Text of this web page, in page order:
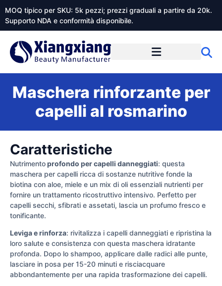
MOQ tipico per SKU: 5k pezzi; prezzi graduali a partire da 20k.
Supporto NDA e conformità disponibile.
Maschera rinforzante per
capelli al rosmarino
Caratteristiche
Nutrimentoprofondo per capelli danneggiati: questa
maschera per capelli ricca di sostanze nutritive fonde la
biotina con aloe, miele e un mix di oli essenziali nutrienti per
fornire un trattamento ricostruttivo intensivo. Perfetto per
capelli secchi, sfibrati e assetati, lascia un profumo fresco e
tonificante.
Leviga e rinforza: rivitalizza i capelli danneggiati e ripristina la
loro salute e consistenza con questa maschera idratante
profonda. Dopo lo shampoo, applicare dalle radici alle punte,
lasciare in posa per 15-20 minuti e risciacquare
abbondantemente per una rapida trasformazione dei capelli.